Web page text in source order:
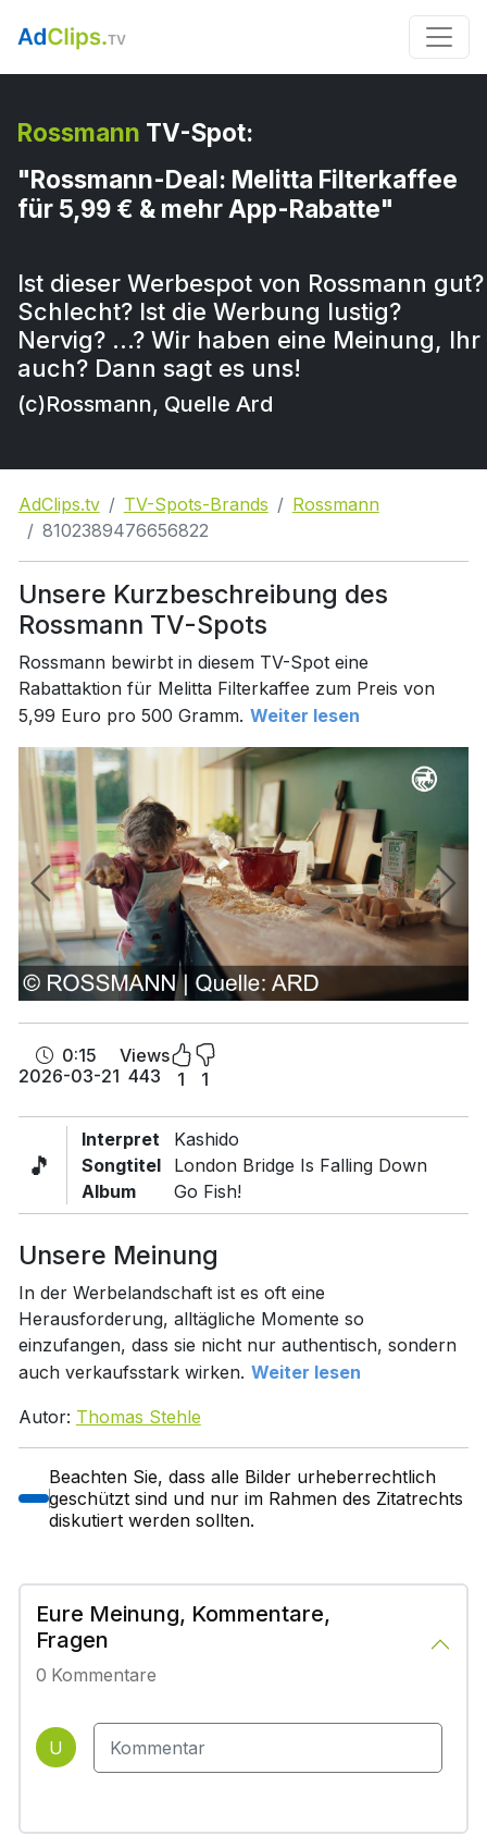
Rossmann TV-Spot:
"Rossmann-Deal: Melitta Filterkaffee
für 5,99 € & mehr App-Rabatte"
Ist dieser Werbespot von Rossmann gut?
Schlecht? Ist die Werbung lustig?
Nervig? …? Wir haben eine Meinung, Ihr
auch? Dann sagt es uns!
(c)Rossmann, Quelle Ard
AdClips.tv TV-Spots-Brands
Rossmann
8102389476656822
Unsere Kurzbeschreibung des
Rossmann TV-Spots
Rossmann bewirbt in diesem TV-Spot eine
Rabattaktion für Melitta Filterkaffee zum Preis von
5,99 Euro pro 500 Gramm. Weiter lesen
0:15
2026-03-21
Views
443
1 1
🎵
Interpret
Songtitel
Album
Kashido
London Bridge Is Falling Down
Go Fish!
Unsere Meinung
In der Werbelandschaft ist es oft eine
Herausforderung, alltägliche Momente so
einzufangen, dass sie nicht nur authentisch, sondern
auch verkaufsstark wirken. Weiter lesen
Autor: Thomas Stehle
Beachten Sie, dass alle Bilder urheberrechtlich
geschützt sind und nur im Rahmen des Zitatrechts
diskutiert werden sollten.
Eure Meinung, Kommentare,
Fragen
0 Kommentare
U